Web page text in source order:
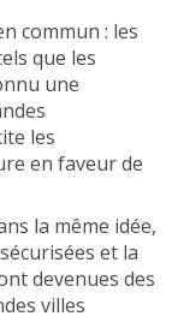
commun : les
que les
une
les
en faveur de
la même idée,
et la
devenues des
villes